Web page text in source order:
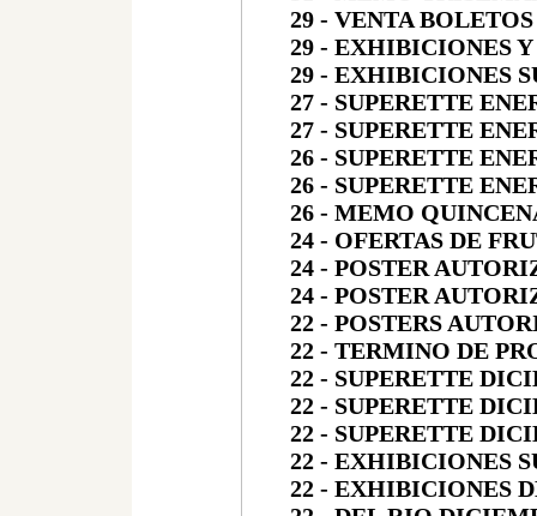
29 - VENTA
29 - EXHIBICIONES
29 - EXHIBICIONES
27 - SUPERETTE
27 - SUPERETTE
26 - SUPERETTE
26 - SUPERETTE
26 - MEMO
24 - OFERTAS DE
24 - POSTER
24 - POSTER
22 - POSTERS
22 - TERMINO DE
22 - SUPERETTE
22 - SUPERETTE
22 - SUPERETTE
22 - EXHIBICIONES
22 - EXHIBICIONES